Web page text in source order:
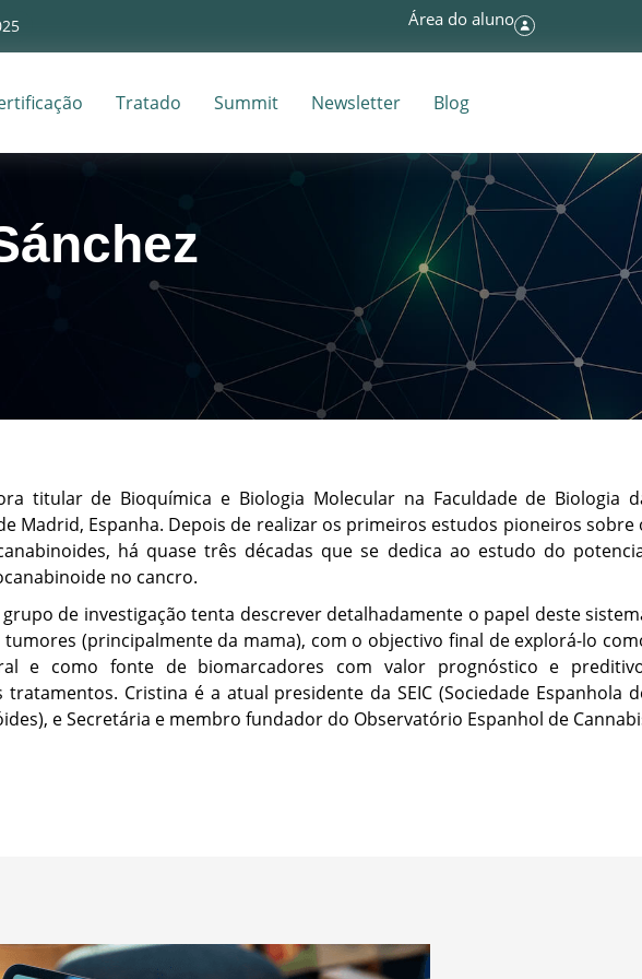
Área do aluno
Tratado Summit Newsletter Blog
titular de Bioquímica e Biologia Molecular na Faculdade de Biologia
Madrid, Espanha. Depois de realizar os primeiros estudos pioneiros sobre
há quase três décadas que se dedica ao estudo do
no cancro.
de investigação tenta descrever detalhadamente o papel deste
(principalmente da mama), com o objectivo final de explorá-lo
e como fonte de biomarcadores com valor prognóstico e
Cristina é a atual presidente da SEIC (Sociedade Espanhola
e Secretária e membro fundador do Observatório Espanhol de